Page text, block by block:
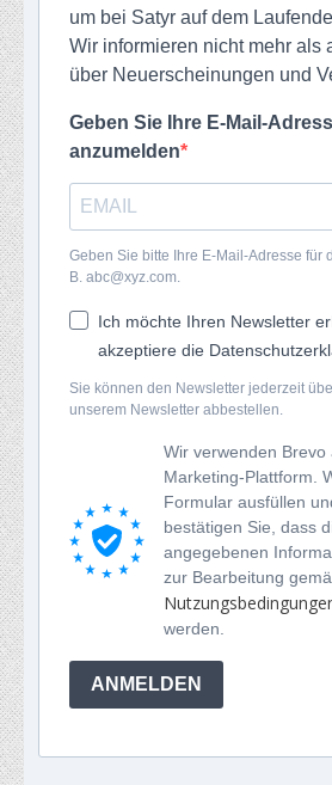
um bei Satyr auf dem
Wir informieren nicht mehr als
über Neuerscheinungen und
Geben Sie Ihre E-Mail-
anzumelden
Geben Sie bitte Ihre E-Mail-Adresse für
B. abc@xyz.com.
Ich möchte Ihren Newsletter
akzeptiere die
Sie können den Newsletter jederzeit
unserem Newsletter abbestellen.
Wir verwenden Brevo
Marketing-Plattform.
Formular ausfüllen
bestätigen Sie, dass
angegebenen
zur Bearbeitung
werden.
ANMELDEN